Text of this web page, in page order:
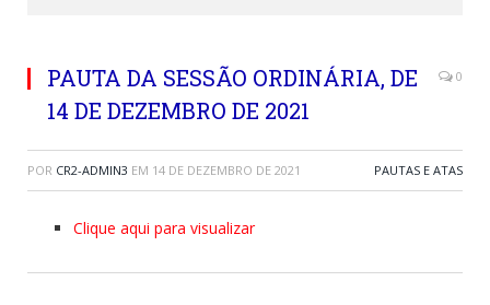
PAUTA DA SESSÃO ORDINÁRIA, DE
14 DE DEZEMBRO DE 2021
0
POR CR2-ADMIN3 EM 14 DE DEZEMBRO DE 2021 PAUTAS E ATAS
Clique aqui para visualizar